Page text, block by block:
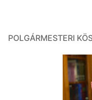
POLGÁRMESTERI